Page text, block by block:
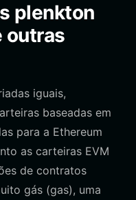
plenkton
outras
iguais,
baseadas em
para a Ethereum
as carteiras EVM
de contratos
gás (gas), uma